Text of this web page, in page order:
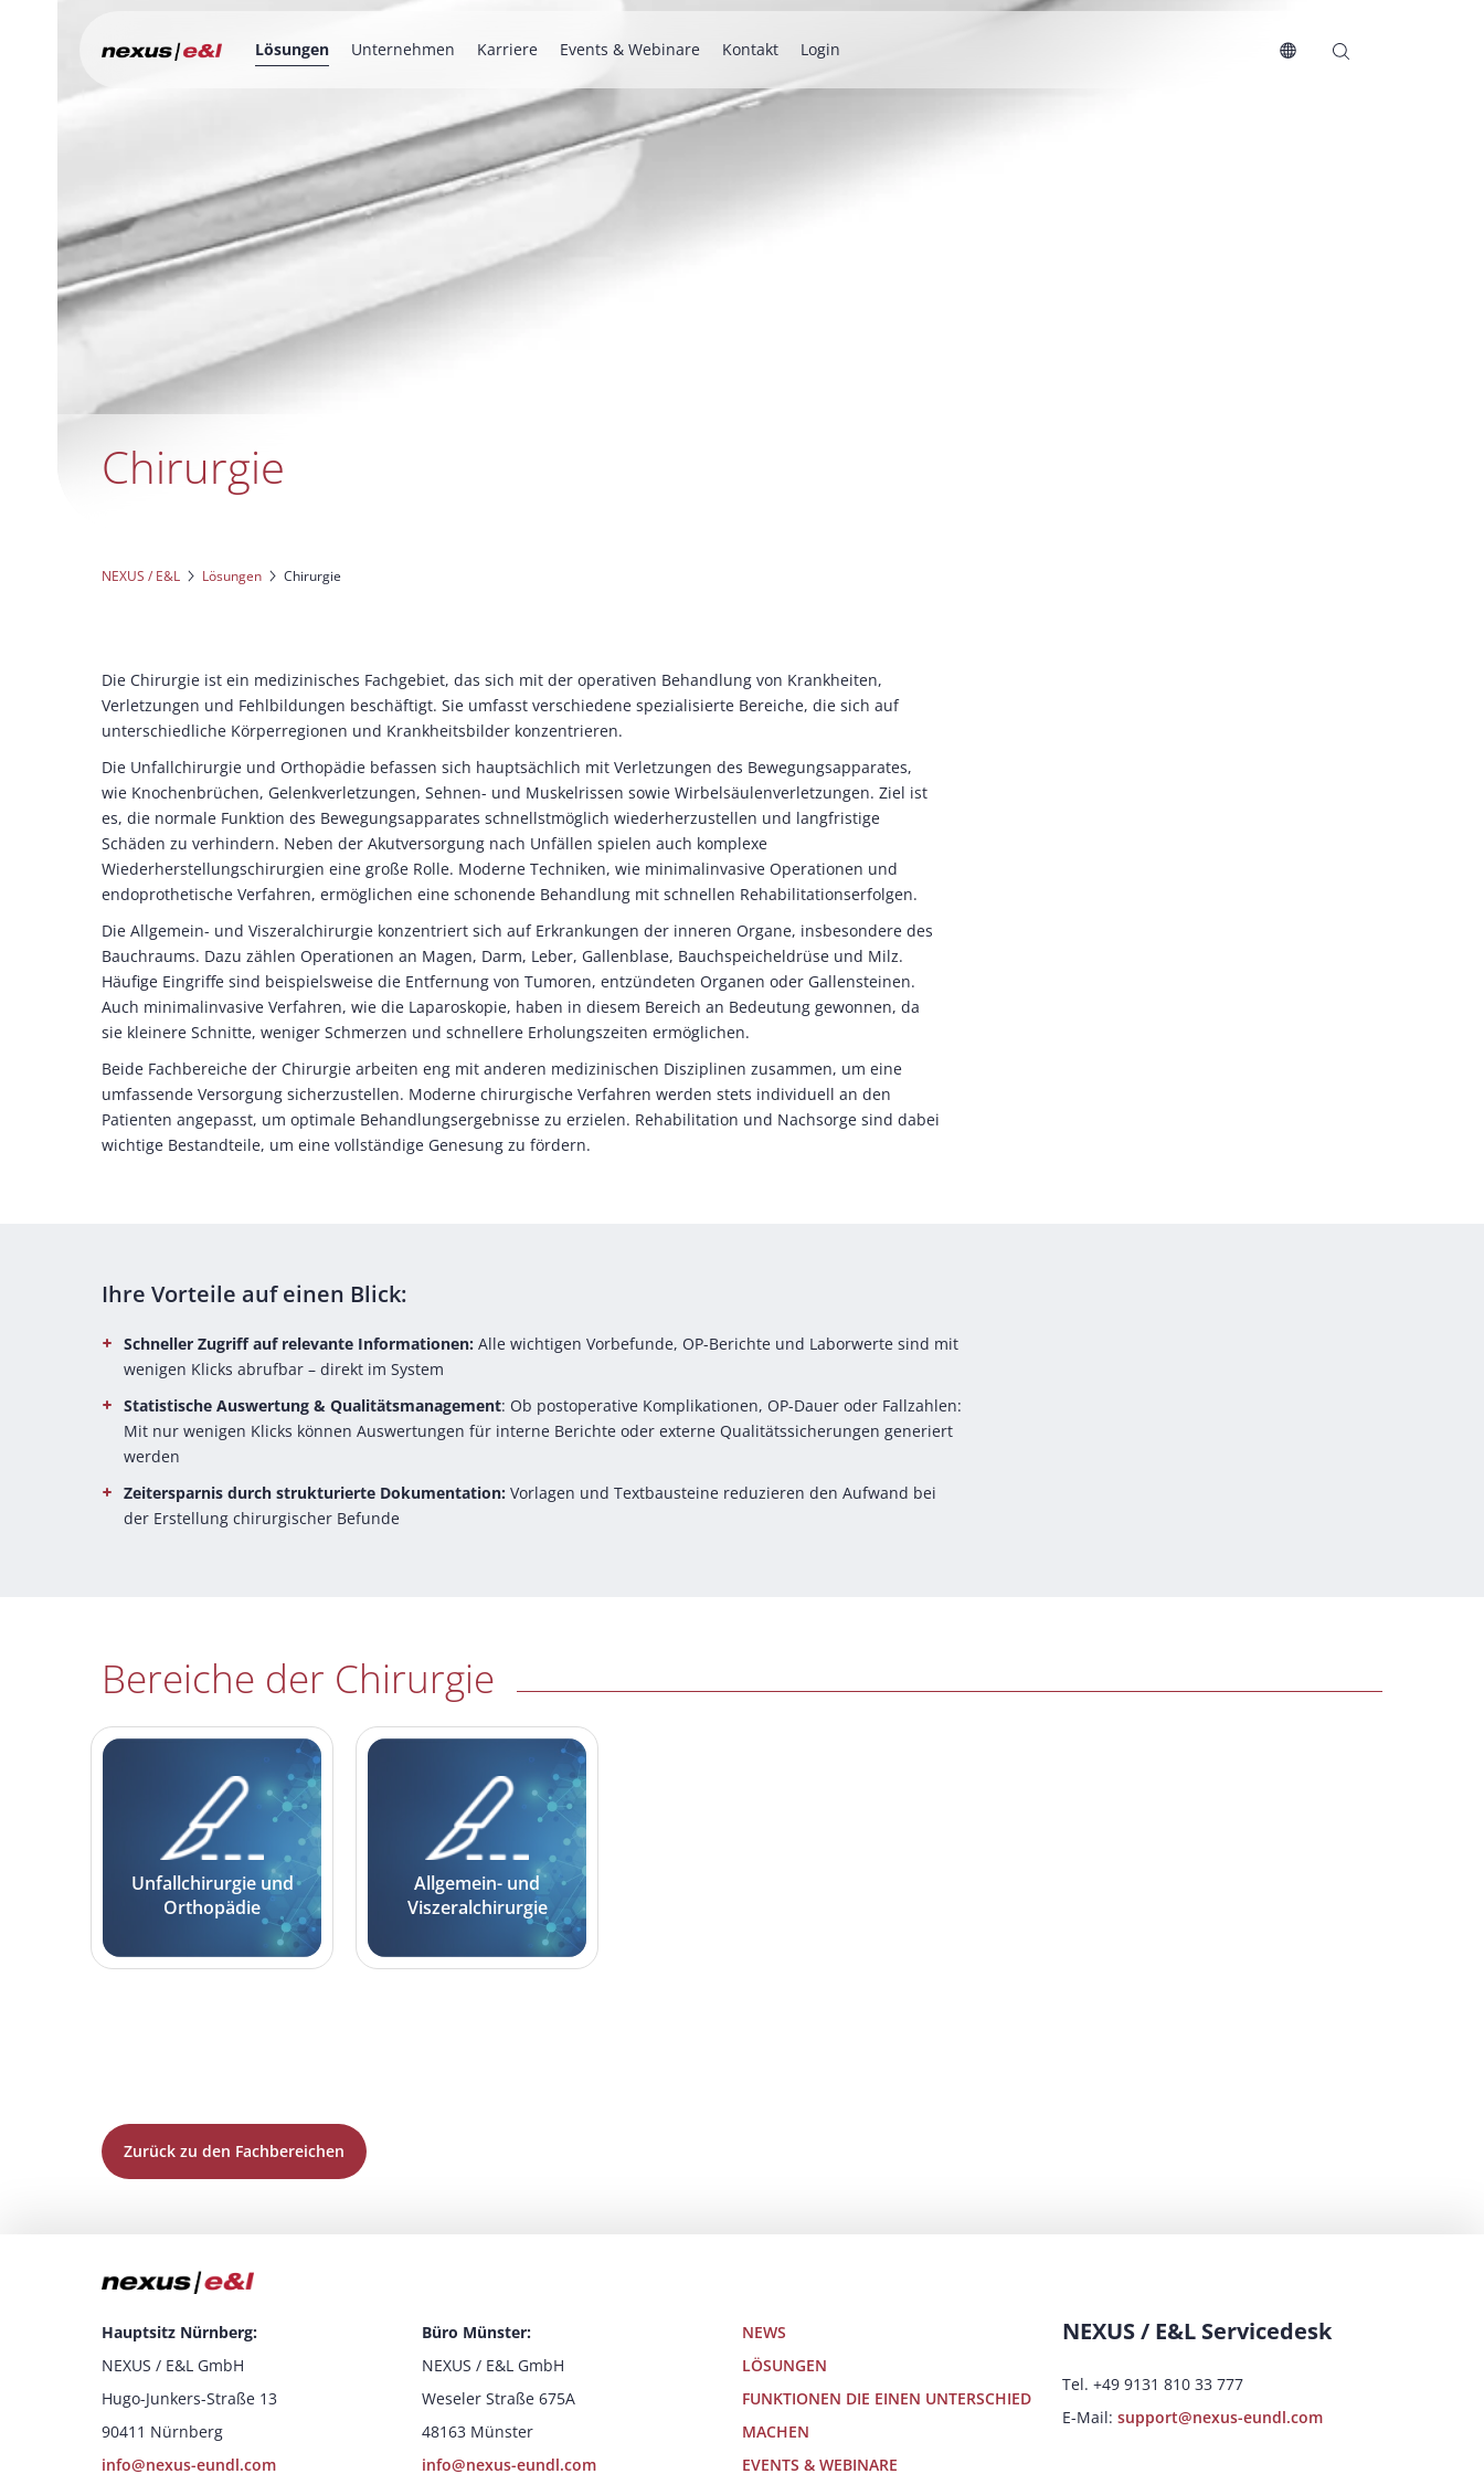
Lösungen Unternehmen Karriere Events & Webinare Kontakt Login
Chirurgie
NEXUS / E&L Lösungen Chirurgie
Die Chirurgie ist ein medizinisches Fachgebiet, das sich mit der operativen Behandlung von Krankheiten,
Verletzungen und Fehlbildungen beschäftigt. Sie umfasst verschiedene spezialisierte Bereiche, die sich auf
unterschiedliche Körperregionen und Krankheitsbilder konzentrieren.
Die Unfallchirurgie und Orthopädie befassen sich hauptsächlich mit Verletzungen des Bewegungsapparates,
wie Knochenbrüchen, Gelenkverletzungen, Sehnen- und Muskelrissen sowie Wirbelsäulenverletzungen. Ziel ist
es, die normale Funktion des Bewegungsapparates schnellstmöglich wiederherzustellen und langfristige
Schäden zu verhindern. Neben der Akutversorgung nach Unfällen spielen auch komplexe
Wiederherstellungschirurgien eine große Rolle. Moderne Techniken, wie minimalinvasive Operationen und
endoprothetische Verfahren, ermöglichen eine schonende Behandlung mit schnellen Rehabilitationserfolgen.
Die Allgemein- und Viszeralchirurgie konzentriert sich auf Erkrankungen der inneren Organe, insbesondere des
Bauchraums. Dazu zählen Operationen an Magen, Darm, Leber, Gallenblase, Bauchspeicheldrüse und Milz.
Häufige Eingriffe sind beispielsweise die Entfernung von Tumoren, entzündeten Organen oder Gallensteinen.
Auch minimalinvasive Verfahren, wie die Laparoskopie, haben in diesem Bereich an Bedeutung gewonnen, da
sie kleinere Schnitte, weniger Schmerzen und schnellere Erholungszeiten ermöglichen.
Beide Fachbereiche der Chirurgie arbeiten eng mit anderen medizinischen Disziplinen zusammen, um eine
umfassende Versorgung sicherzustellen. Moderne chirurgische Verfahren werden stets individuell an den
Patienten angepasst, um optimale Behandlungsergebnisse zu erzielen. Rehabilitation und Nachsorge sind dabei
wichtige Bestandteile, um eine vollständige Genesung zu fördern.
Ihre Vorteile auf einen Blick:
Schneller Zugriff auf relevante Informationen: Alle wichtigen Vorbefunde, OP-Berichte und Laborwerte sind mit
wenigen Klicks abrufbar – direkt im System
Statistische Auswertung & Qualitätsmanagement: Ob postoperative Komplikationen, OP-Dauer oder Fallzahlen:
Mit nur wenigen Klicks können Auswertungen für interne Berichte oder externe Qualitätssicherungen generiert
werden
Zeitersparnis durch strukturierte Dokumentation: Vorlagen und Textbausteine reduzieren den Aufwand bei
der Erstellung chirurgischer Befunde
Bereiche der Chirurgie
Unfallchirurgie und
Orthopädie
Allgemein- und
Viszeralchirurgie
Zurück zu den Fachbereichen
Hauptsitz Nürnberg:
NEXUS / E&L GmbH
Hugo-Junkers-Straße 13
90411 Nürnberg
info@nexus-eundl.com
Büro Münster:
NEXUS / E&L GmbH
Weseler Straße 675A
48163 Münster
info@nexus-eundl.com
NEWS
LÖSUNGEN
FUNKTIONEN DIE EINEN UNTERSCHIED
MACHEN
EVENTS & WEBINARE
NEXUS / E&L Servicedesk
Tel. +49 9131 810 33 777
E-Mail: support@nexus-eundl.com